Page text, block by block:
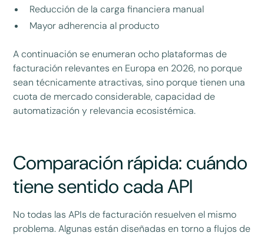
Reducción de la carga financiera manual
Mayor adherencia al producto
A continuación se enumeran ocho plataformas de
facturación relevantes en Europa en 2026, no porque
sean técnicamente atractivas, sino porque tienen una
cuota de mercado considerable, capacidad de
automatización y relevancia ecosistémica.
Comparación rápida: cuándo
tiene sentido cada API
No todas las APIs de facturación resuelven el mismo
problema. Algunas están diseñadas en torno a flujos de